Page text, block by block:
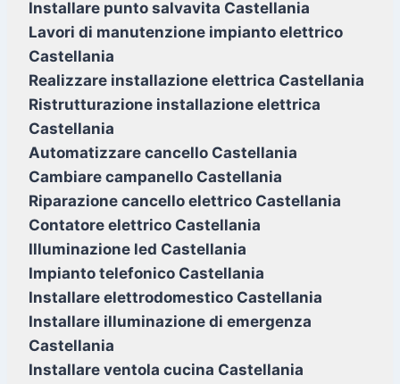
Installare punto salvavita Castellania
Lavori di manutenzione impianto elettrico
Castellania
Realizzare installazione elettrica Castellania
Ristrutturazione installazione elettrica
Castellania
Automatizzare cancello Castellania
Cambiare campanello Castellania
Riparazione cancello elettrico Castellania
Contatore elettrico Castellania
Illuminazione led Castellania
Impianto telefonico Castellania
Installare elettrodomestico Castellania
Installare illuminazione di emergenza
Castellania
Installare ventola cucina Castellania